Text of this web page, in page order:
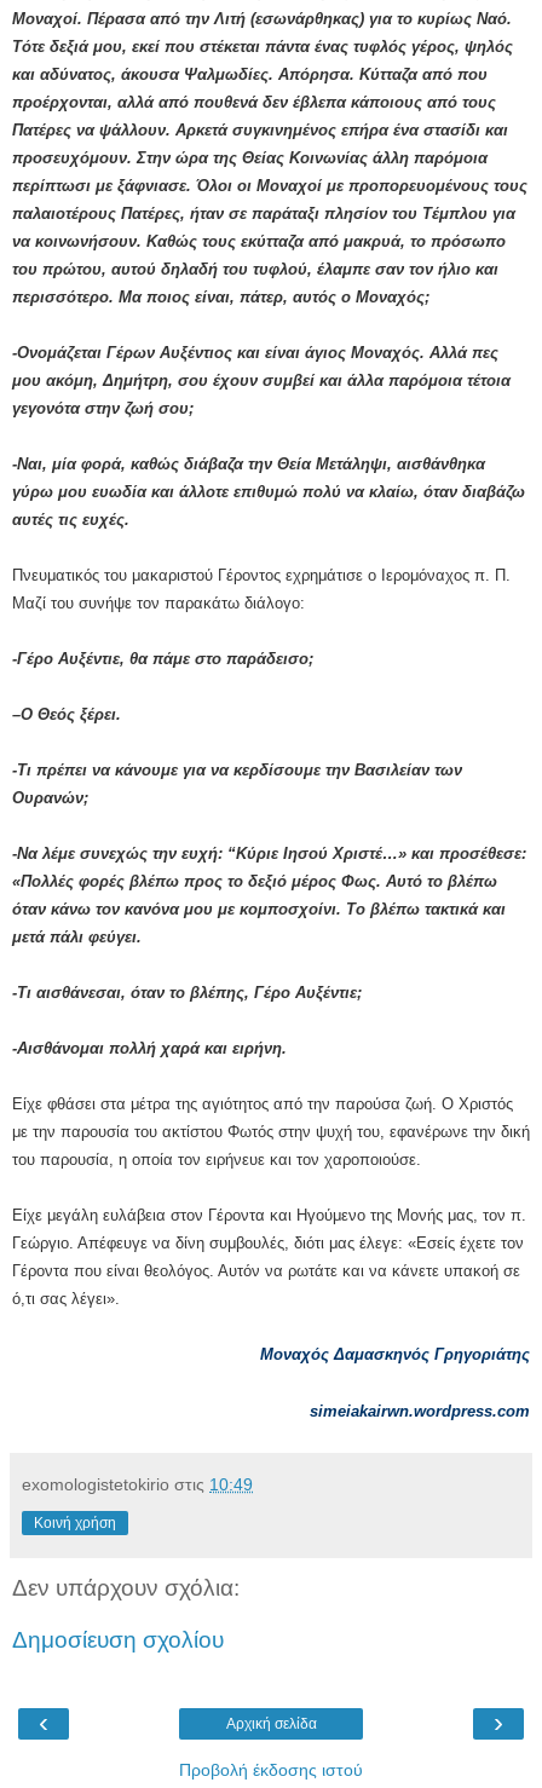
Μοναχοί. Πέρασα από την Λιτή (εσωνάρθηκας) για το κυρίως Ναό.
Τότε δεξιά μου, εκεί που στέκεται πάντα ένας τυφλός γέρος, ψηλός
και αδύνατος, άκουσα Ψαλμωδίες. Απόρησα. Κύτταζα από που
προέρχονται, αλλά από πουθενά δεν έβλεπα κάποιους από τους
Πατέρες να ψάλλουν. Αρκετά συγκινημένος επήρα ένα στασίδι και
προσευχόμουν. Στην ώρα της Θείας Κοινωνίας άλλη παρόμοια
περίπτωσι με ξάφνιασε. Όλοι οι Μοναχοί με προπορευομένους τους
παλαιοτέρους Πατέρες, ήταν σε παράταξι πλησίον του Τέμπλου για
να κοινωνήσουν. Καθώς τους εκύτταζα από μακρυά, το πρόσωπο
του πρώτου, αυτού δηλαδή του τυφλού, έλαμπε σαν τον ήλιο και
περισσότερο. Μα ποιος είναι, πάτερ, αυτός ο Μοναχός;
-Ονομάζεται Γέρων Αυξέντιος και είναι άγιος Μοναχός. Αλλά πες
μου ακόμη, Δημήτρη, σου έχουν συμβεί και άλλα παρόμοια τέτοια
γεγονότα στην ζωή σου;
-Ναι, μία φορά, καθώς διάβαζα την Θεία Μετάληψι, αισθάνθηκα
γύρω μου ευωδία και άλλοτε επιθυμώ πολύ να κλαίω, όταν διαβάζω
αυτές τις ευχές.
Πνευματικός του μακαριστού Γέροντος εχρημάτισε ο Ιερομόναχος π. Π.
Μαζί του συνήψε τον παρακάτω διάλογο:
-Γέρο Αυξέντιε, θα πάμε στο παράδεισο;
–Ο Θεός ξέρει.
-Τι πρέπει να κάνουμε για να κερδίσουμε την Βασιλείαν των
Ουρανών;
-Να λέμε συνεχώς την ευχή: “Κύριε Ιησού Χριστέ…» και προσέθεσε:
«Πολλές φορές βλέπω προς το δεξιό μέρος Φως. Αυτό το βλέπω
όταν κάνω τον κανόνα μου με κομποσχοίνι. Το βλέπω τακτικά και
μετά πάλι φεύγει.
-Τι αισθάνεσαι, όταν το βλέπης, Γέρο Αυξέντιε;
-Αισθάνομαι πολλή χαρά και ειρήνη.
Είχε φθάσει στα μέτρα της αγιότητος από την παρούσα ζωή. Ο Χριστός
με την παρουσία του ακτίστου Φωτός στην ψυχή του, εφανέρωνε την δική
του παρουσία, η οποία τον ειρήνευε και τον χαροποιούσε.
Είχε μεγάλη ευλάβεια στον Γέροντα και Ηγούμενο της Μονής μας, τον π.
Γεώργιο. Απέφευγε να δίνη συμβουλές, διότι μας έλεγε: «Εσείς έχετε τον
Γέροντα που είναι θεολόγος. Αυτόν να ρωτάτε και να κάνετε υπακοή σε
ό,τι σας λέγει».
Μοναχός Δαμασκηνός Γρηγοριάτης
simeiakairwn.wordpress.com
exomologistetokirio στις 10:49
Κοινή χρήση
Δεν υπάρχουν σχόλια:
Δημοσίευση σχολίου
‹ ›
Αρχική σελίδα
Προβολή έκδοσης ιστού